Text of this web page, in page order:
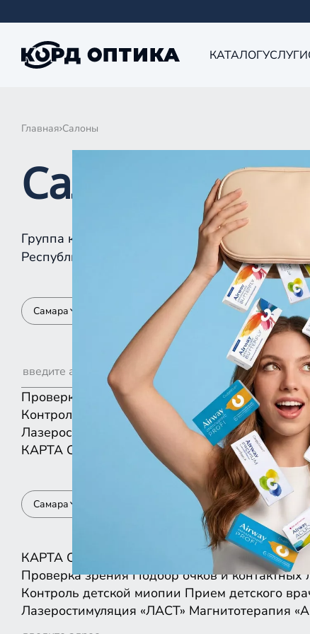
КАТАЛОГУСЛУГИ
Главная Салоны
Салоны КОРД
Группа компаний «Корд Оптика» - это более
Республике Татарстан, Самаре, Уфе, Рыбинске.
Самара
Проверка зрения Подбор очков и контактных
Контроль детской миопии
Прием детского
Лазеростимуляция «ЛАСТ»
Магнитотерапия
КАРТА СПИСКОМ
Самара
КАРТА СПИСКОМ
Проверка зрения Подбор очков и контактных
Контроль детской миопии Прием детского
Лазеростимуляция «ЛАСТ» Магнитотерапия